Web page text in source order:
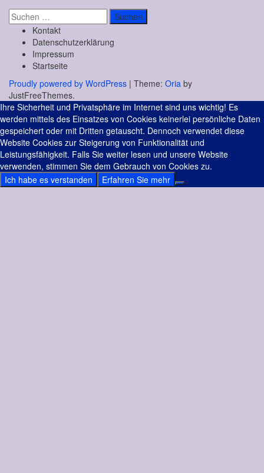
Suchen
nach: Kontakt
Datenschutzerklärung
Impressum
Startseite
Proudly powered by WordPress | Theme: Oria by
JustFreeThemes.
Ihre Sicherheit und Privatsphäre im Internet sind uns wichtig! Es
werden mittels des Einsatzes von Cookies keinerlei persönliche Daten
gespeichert oder mit Dritten getauscht. Dennoch verwendet diese
Website Cookies zur Steigerung von Funktionalität und
Leistungsfähigkeit. Falls Sie weiter lesen und unsere Website
verwenden, stimmen Sie dem Gebrauch von Cookies zu.
Ich habe es verstanden
Erfahren Sie mehr